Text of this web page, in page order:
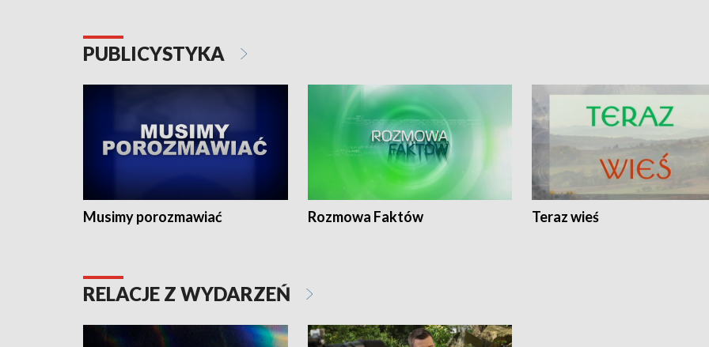
PUBLICYSTYKA
Musimy porozmawiać Rozmowa Faktów Teraz wieś
RELACJE Z WYDARZEŃ